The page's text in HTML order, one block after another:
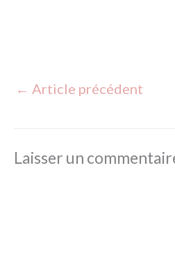
← Article précédent
Laisser un